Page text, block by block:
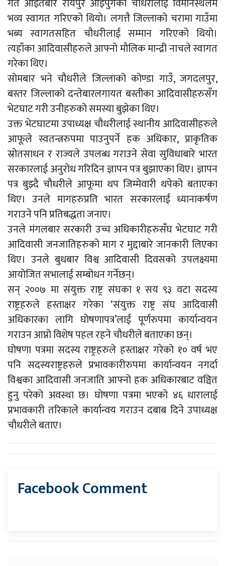
भव्य स्वागत गरिएको थियो। लगत्तै जिल्लाको चरामा गाउँमा
भब्य स्वागतसहित चौधरीलाई सम्मान गरिएको थियो।
त्यहाँका आदिवासीहरुले आफ्नो मौलिक मान्द्री नाचले स्वागत
गरेका थिए।
सोमबार भने चौधरीले जिल्लाको कोण्डा गाउँ, जगदलपुर,
बस्तर जिल्लाको दन्तेबारलगायत बस्तीका आदिवासीहरुसँग
भेटघाट गरी उनीहरुको समस्या बुझेका थिए।
उक्त भेटघाटमा उपाध्यक्ष चौधरीलाई स्थानीय आदिवासीहरुले
आफूले स्वतन्त्ररुपमा पाउनुपर्ने हक अधिकार, प्राकृतिक
स्रोतसाधन र राज्यले उपलब्ध गराउने सेवा सुविधाबारे भारत
सरकारलाई अनुरोध गरिदिन ज्ञापन पत्र बुझाएका थिए। ज्ञापन
पत्र बुझ्दै चौधरीले आफूमा थप जिम्मेवारी थपेको बताएका
थिए। उनले मागहरुप्रति भारत सरकारलाई ध्यानाकर्षण
गराउने पनि प्रतिबद्धता जनाए।
उनले मंगलबार सरकारी उच्च अधिकारीहरुसँघ भेटघाट गरी
आदिवासी जनजातिहरुको माग र मुद्दाबारे जानकारी लिएका
थिए। उनले बुधबार विश्व आदिवासी दिवसको उपलक्ष्यमा
आयोजित सभालाई सम्बोधन गर्नेछन्।
सन् २००७ मा संयुक्त राष्ट्र संघका १ सय ९३ वटा सदस्य
राष्ट्रहरुले हस्ताक्षर गरेका ‘संयुक्त राष्ट्र संघ आदिवासी
अधिकारका लागि घोषणापत्र’लाई पूर्णरुपमा कार्यान्वयन
गराउन आप्नो विशेष पहल रहने चौधरीले बताएका छन्।
घोषणा पत्रमा सदस्य राष्ट्रहरुले हस्ताक्षर गरेको १० वर्ष भए
पनि सदस्यराष्ट्रहरुले प्रभावकारीरुपमा कार्यान्वयन नगर्दा
विश्वका आदिवासी जनजाति आफ्नो हक अधिकारबाट वञ्चित
हुनु परेको अवस्था छ। घोषणा पत्रमा भएको ४६ धारालाई
प्रभावकारी तरिकाले कार्यान्वय गराउन दबाब दिने उपाध्यक्ष
चौधरीले बताए।
Facebook Comment